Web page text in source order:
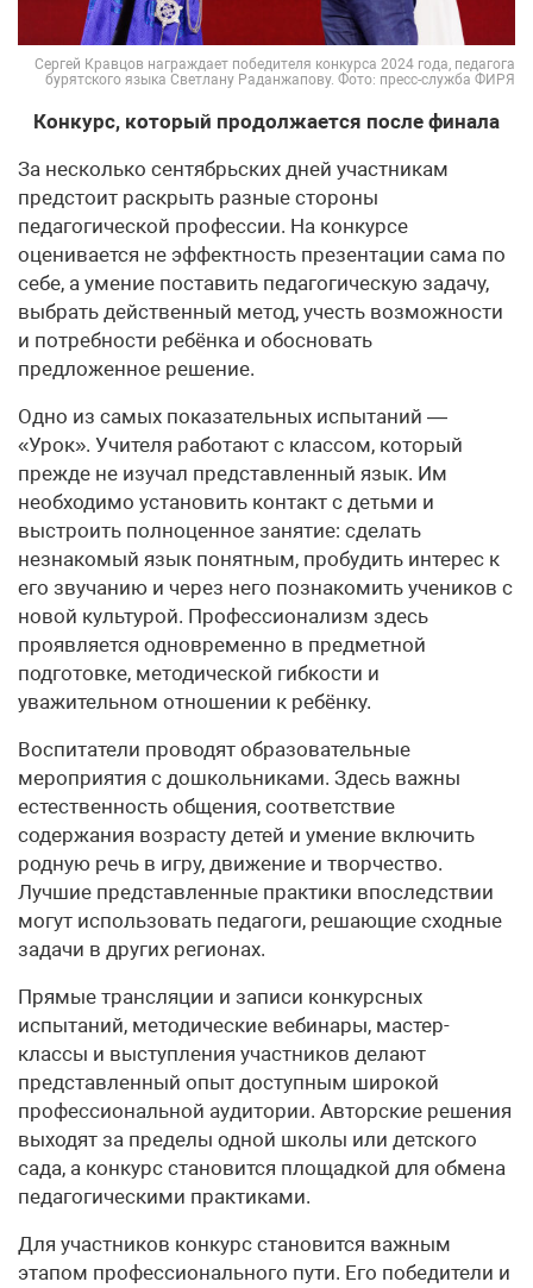
Сергей Кравцов награждает победителя конкурса 2024 года, педагога
бурятского языка Светлану Раданжапову. Фото: пресс-служба ФИРЯ
Конкурс, который продолжается после финала
За несколько сентябрьских дней участникам
предстоит раскрыть разные стороны
педагогической профессии. На конкурсе
оценивается не эффектность презентации сама по
себе, а умение поставить педагогическую задачу,
выбрать действенный метод, учесть возможности
и потребности ребёнка и обосновать
предложенное решение.
Одно из самых показательных испытаний —
«Урок». Учителя работают с классом, который
прежде не изучал представленный язык. Им
необходимо установить контакт с детьми и
выстроить полноценное занятие: сделать
незнакомый язык понятным, пробудить интерес к
его звучанию и через него познакомить учеников с
новой культурой. Профессионализм здесь
проявляется одновременно в предметной
подготовке, методической гибкости и
уважительном отношении к ребёнку.
Воспитатели проводят образовательные
мероприятия с дошкольниками. Здесь важны
естественность общения, соответствие
содержания возрасту детей и умение включить
родную речь в игру, движение и творчество.
Лучшие представленные практики впоследствии
могут использовать педагоги, решающие сходные
задачи в других регионах.
Прямые трансляции и записи конкурсных
испытаний, методические вебинары, мастер-
классы и выступления участников делают
представленный опыт доступным широкой
профессиональной аудитории. Авторские решения
выходят за пределы одной школы или детского
сада, а конкурс становится площадкой для обмена
педагогическими практиками.
Для участников конкурс становится важным
этапом профессионального пути. Его победители и